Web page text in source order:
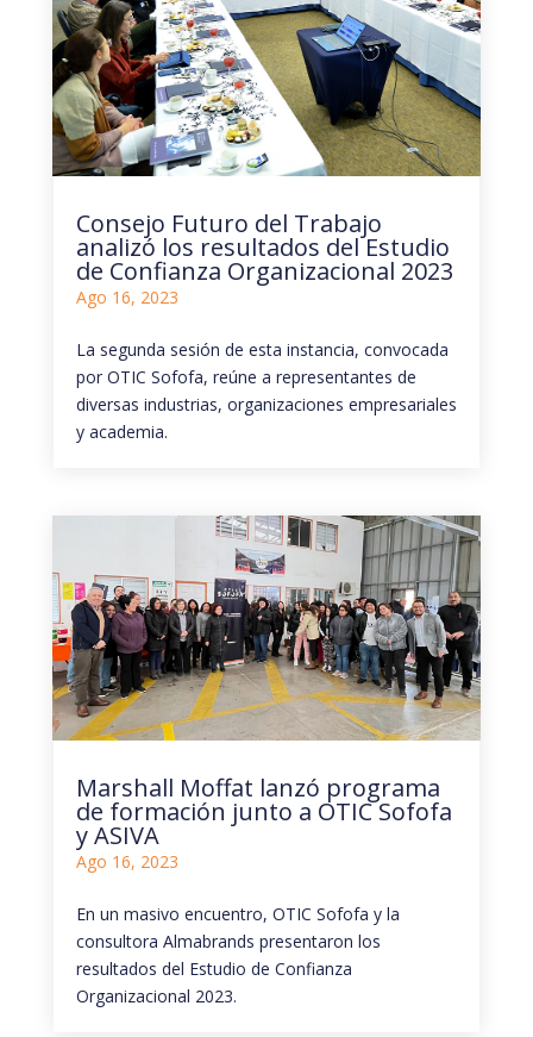
Consejo Futuro del Trabajo
analizó los resultados del Estudio
de Confianza Organizacional 2023
Ago 16, 2023
La segunda sesión de esta instancia, convocada
por OTIC Sofofa, reúne a representantes de
diversas industrias, organizaciones empresariales
y academia.
Marshall Moffat lanzó programa
de formación junto a OTIC Sofofa
y ASIVA
Ago 16, 2023
En un masivo encuentro, OTIC Sofofa y la
consultora Almabrands presentaron los
resultados del Estudio de Confianza
Organizacional 2023.